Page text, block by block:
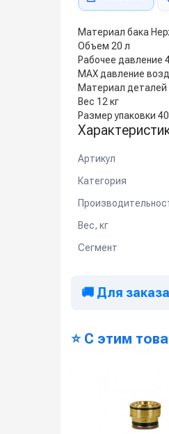
Материал бака
Объем 20 л
Рабочее давление
MAX давление
Материал
Вес 12 кг
Размер упаковки
Артикул
Категория
Вес, кг
Сегмент
🚚 Для
⭐ С этим